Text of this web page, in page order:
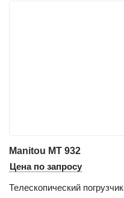
Manitou MT 932
Цена по запросу
Телескопический погрузчик